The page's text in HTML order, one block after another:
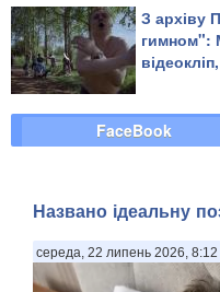
З архіву
гимном":
FaceBook
Названо ідеальну
середа, 22 липень 2026, 8:12